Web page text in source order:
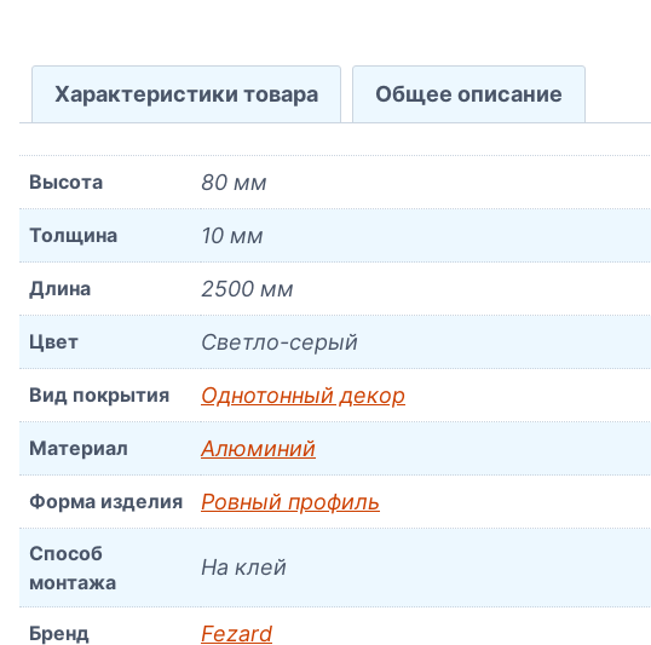
Характеристики товара Общее описание
Высота 80 мм
Толщина 10 мм
Длина 2500 мм
Цвет Светло-серый
Вид покрытия Однотонный декор
Материал Алюминий
Форма изделия Ровный профиль
Способ
монтажа
На клей
Бренд Fezard